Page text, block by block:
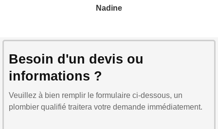
Nadine
Besoin d'un devis ou
informations ?
Veuillez à bien remplir le formulaire ci-dessous, un
plombier qualifié traitera votre demande immédiatement.